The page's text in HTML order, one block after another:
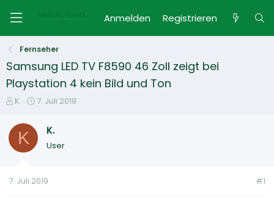
Anmelden Registrieren
Fernseher
Samsung LED TV F8590 46 Zoll zeigt bei
Playstation 4 kein Bild und Ton
E
s
e
e
K.
E
t
t
7. Juli 2019
K K.
User
7. Juli 2019 #1